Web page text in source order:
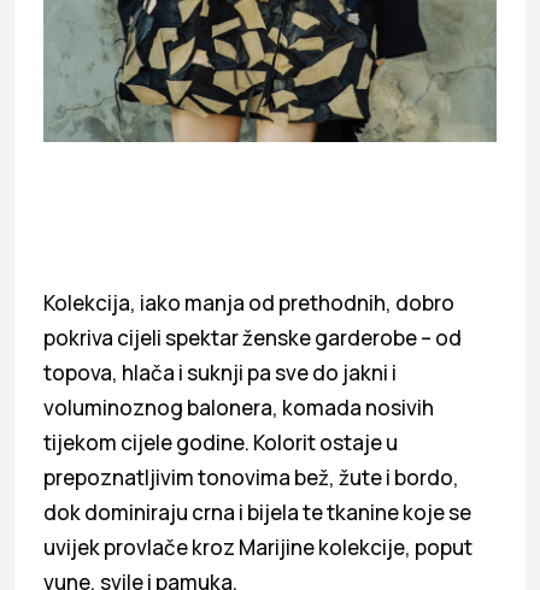
Kolekcija, iako manja od prethodnih, dobro
pokriva cijeli spektar ženske garderobe – od
topova, hlača i suknji pa sve do jakni i
voluminoznog balonera, komada nosivih
tijekom cijele godine. Kolorit ostaje u
prepoznatljivim tonovima bež, žute i bordo,
dok dominiraju crna i bijela te tkanine koje se
uvijek provlače kroz Marijine kolekcije, poput
vune, svile i pamuka.